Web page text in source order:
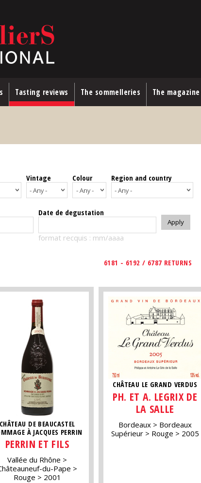
Tasting reviews The sommelleries The magazine
Vintage Colour Region and country
Date de degustation
format recquis : mm/aaaa
6181 - 6192 / 6787 RETURNS
CHÂTEAU DE BEAUCASTEL
À JACQUES PERRIN
PERRIN ET FILS
Vallée du Rhône
du-Pape
Rouge
2001
CHÂTEAU LE GRAND VERDUS
PH. ET A. LEGRIX DE
LA SALLE
Bordeaux
Bordeaux
Supérieur
Rouge 2005